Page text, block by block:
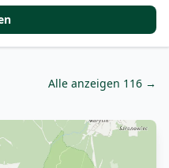
Alle anzeigen 116 →